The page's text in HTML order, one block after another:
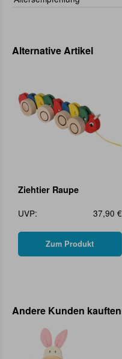
Alternative Artikel
Ziehtier Raupe
UVP:
37,90 €
Zum Produkt
Andere Kunden